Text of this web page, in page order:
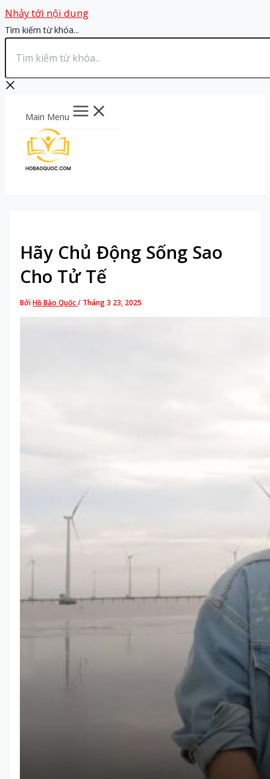
Nhảy tới nội dung
Tìm kiếm từ khóa...
Main Menu
Hãy Chủ Động Sống Sao
Cho Tử Tế
BởiHồ Bảo Quốc/ Tháng 3 23, 2025